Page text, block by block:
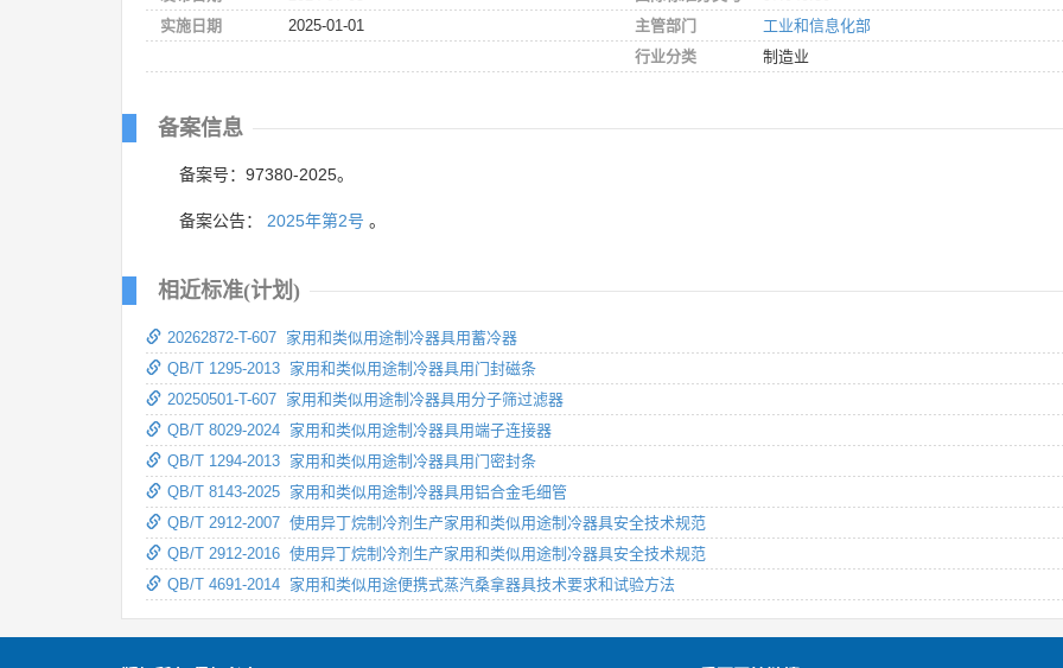
实施日期
2025-01-01
主管部门
工业和信息化部
行业分类
制造业
备案信息
备案号：97380-2025。
备案公告： 2025年第2号 。
相近标准(计划)
20262872-T-607 家用和类似用途制冷器具用蓄冷器
QB/T 1295-2013 家用和类似用途制冷器具用门封磁条
20250501-T-607 家用和类似用途制冷器具用分子筛过滤器
QB/T 8029-2024 家用和类似用途制冷器具用端子连接器
QB/T 1294-2013 家用和类似用途制冷器具用门密封条
QB/T 8143-2025 家用和类似用途制冷器具用铝合金毛细管
QB/T 2912-2007 使用异丁烷制冷剂生产家用和类似用途制冷器具安全技术规范
QB/T 2912-2016 使用异丁烷制冷剂生产家用和类似用途制冷器具安全技术规范
QB/T 4691-2014 家用和类似用途便携式蒸汽桑拿器具技术要求和试验方法